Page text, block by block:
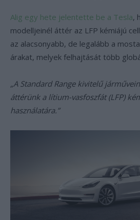
Alig egy hete jelentette be a Tesla,
modelljeinél áttér az LFP kémiájú
az alacsonyabb, de legalább a
árakat, melyek felhajtását több
„A Standard Range kivitelű
áttérünk a lítium-vasfoszfát (LFP)
használatára.”